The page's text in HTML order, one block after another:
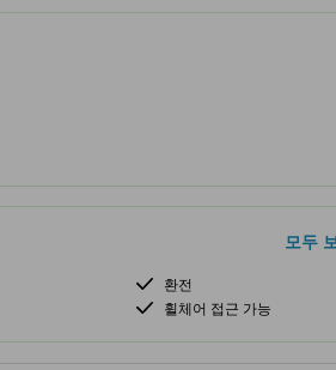
모두
환전
휠체어 접근 가능